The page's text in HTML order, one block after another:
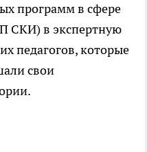
программ в сфере
СКИ) в экспертную
педагогов, которые
свои